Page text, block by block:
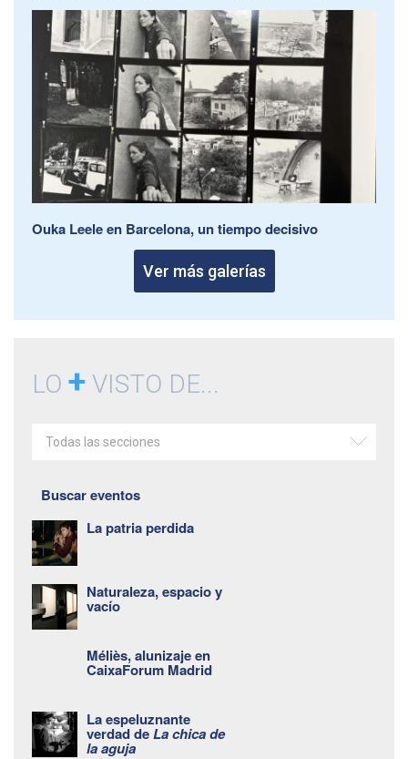
Ouka Leele en Barcelona, un tiempo decisivo
Ver más galerías
LO + VISTO DE...
Todas las secciones
Buscar eventos
La patria perdida
Naturaleza, espacio y
vacío
Méliès, alunizaje en
CaixaForum Madrid
La espeluznante
verdad deLa chica de
la aguja